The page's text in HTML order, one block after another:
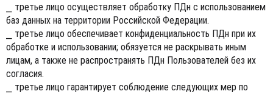
⎯ третье лицо осуществляет обработку ПДн с использованием
баз данных на территории Российской Федерации.
⎯ третье лицо обеспечивает конфиденциальность ПДн при их
обработке и использовании; обязуется не раскрывать иным
лицам, а также не распространять ПДн Пользователей без их
согласия.
⎯ третье лицо гарантирует соблюдение следующих мер по